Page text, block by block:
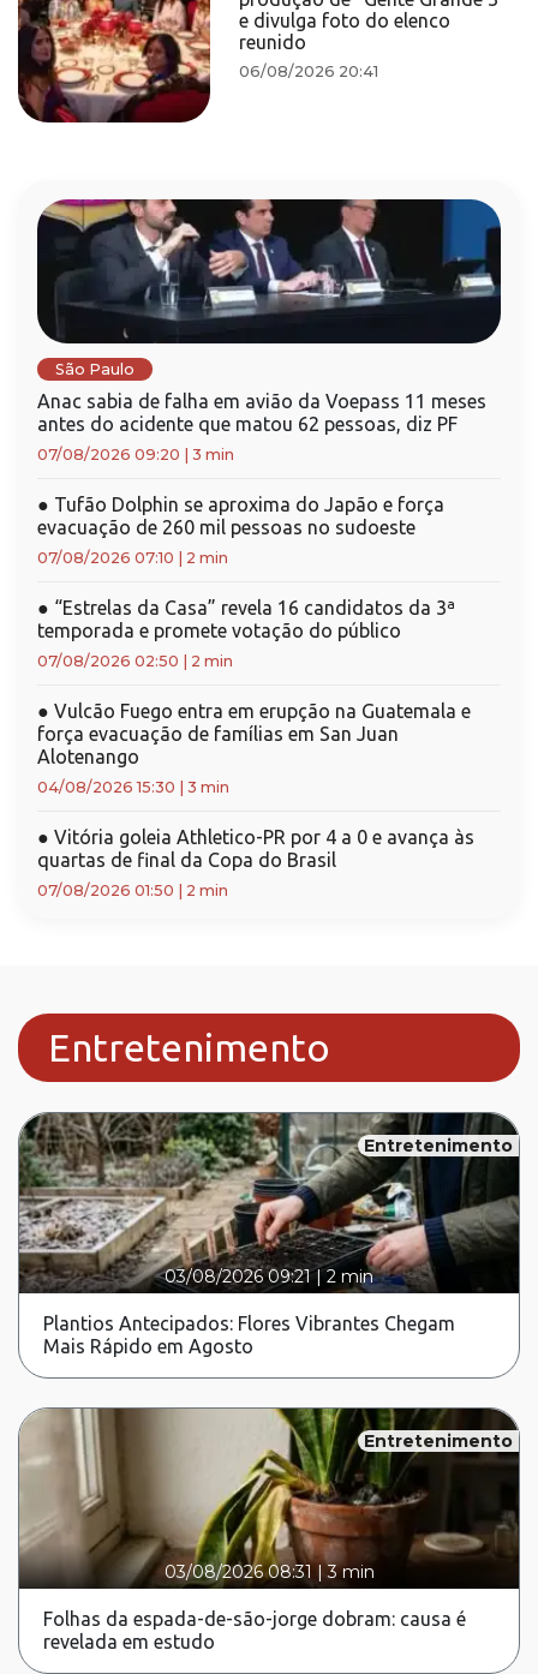
e divulga foto do elenco
reunido
06/08/2026 20:41
São Paulo
Anac sabia de falha em avião da Voepass 11 meses
antes do acidente que matou 62 pessoas, diz PF
07/08/2026 09:20 3 min
● Tufão Dolphin se aproxima do Japão e força
evacuação de 260 mil pessoas no sudoeste
07/08/2026 07:10 2 min
● “Estrelas da Casa” revela 16 candidatos da 3ª
temporada e promete votação do público
07/08/2026 02:50 2 min
● Vulcão Fuego entra em erupção na Guatemala e
força evacuação de famílias em San Juan
Alotenango
04/08/2026 15:30 3 min
● Vitória goleia Athletico-PR por 4 a 0 e avança às
quartas de final da Copa do Brasil
07/08/2026 01:50 2 min
Entretenimento
Entretenimento
03/08/2026 09:21|2 min
Plantios Antecipados: Flores Vibrantes Chegam
Mais Rápido em Agosto
Entretenimento
03/08/2026 08:31 |3 min
Folhas da espada-de-são-jorge dobram: causa é
revelada em estudo